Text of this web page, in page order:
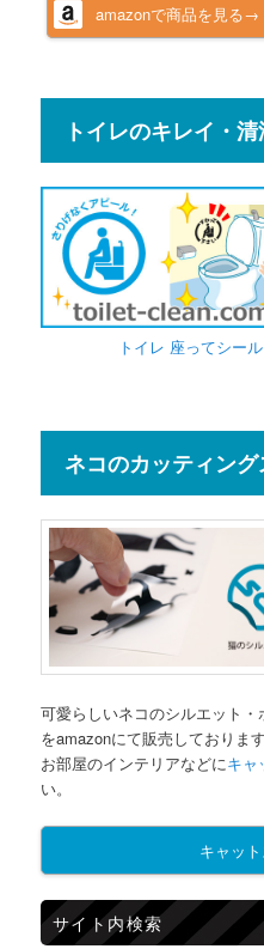
amazonで商品を見る→
トイレのキレイ・
トイレ 座ってシー
ネコのカッティン
可愛らしいネコのシルエット
をamazonにて販売しております
お部屋のインテリアなどにキャ
い。
キャッ
サイト内検索